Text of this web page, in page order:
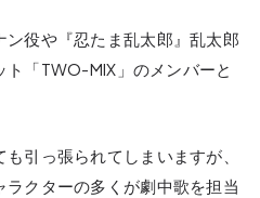
ン役や『忍たま乱太郎』乱太郎
「TWO-MIX」のメンバーと
引っ張られてしまいますが、
クターの多くが劇中歌を担当